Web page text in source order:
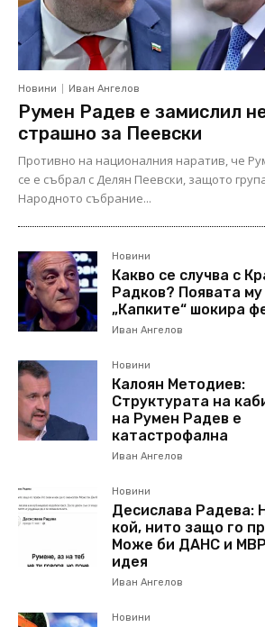
Новини Иван Ангелов
Румен Радев е замислил
страшно за Пеевски
Противно на националния наратив, че
се е събрал с Делян Пеевски, защото
Народното събрание...
Новини
Какво се случва с
Радков? Появата му
„Капките“ шокира
Иван Ангелов
Новини
Калоян Методиев:
Структурата на
на Румен Радев е
катастрофална
Иван Ангелов
Новини
Десислава Радева:
кой, нито защо го
Може би ДАНС и
идея
Иван Ангелов
Новини